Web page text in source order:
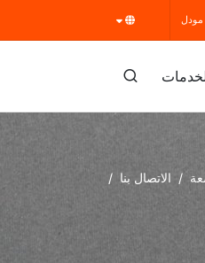
مودل
الاتصال بنا